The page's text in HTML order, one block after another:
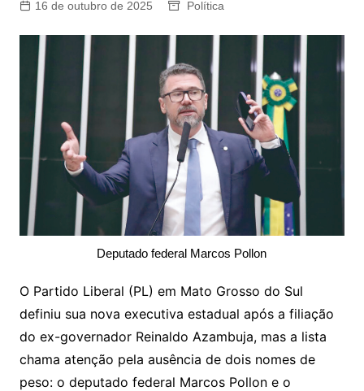
16 de outubro de 2025 Política
Deputado federal Marcos Pollon
O Partido Liberal (PL) em Mato Grosso do Sul
definiu sua nova executiva estadual após a filiação
do ex-governador Reinaldo Azambuja, mas a lista
chama atenção pela ausência de dois nomes de
peso: o deputado federal Marcos Pollon e o